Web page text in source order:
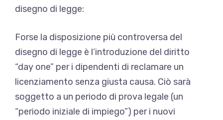
disegno di legge:
Forse la disposizione più controversa del
disegno di legge è l’introduzione del diritto
“day one” per i dipendenti di reclamare un
licenziamento senza giusta causa. Ciò sarà
soggetto a un periodo di prova legale (un
“periodo iniziale di impiego”) per i nuovi